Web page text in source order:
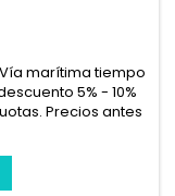
Vía marítima tiempo
5% - 10%
Precios antes